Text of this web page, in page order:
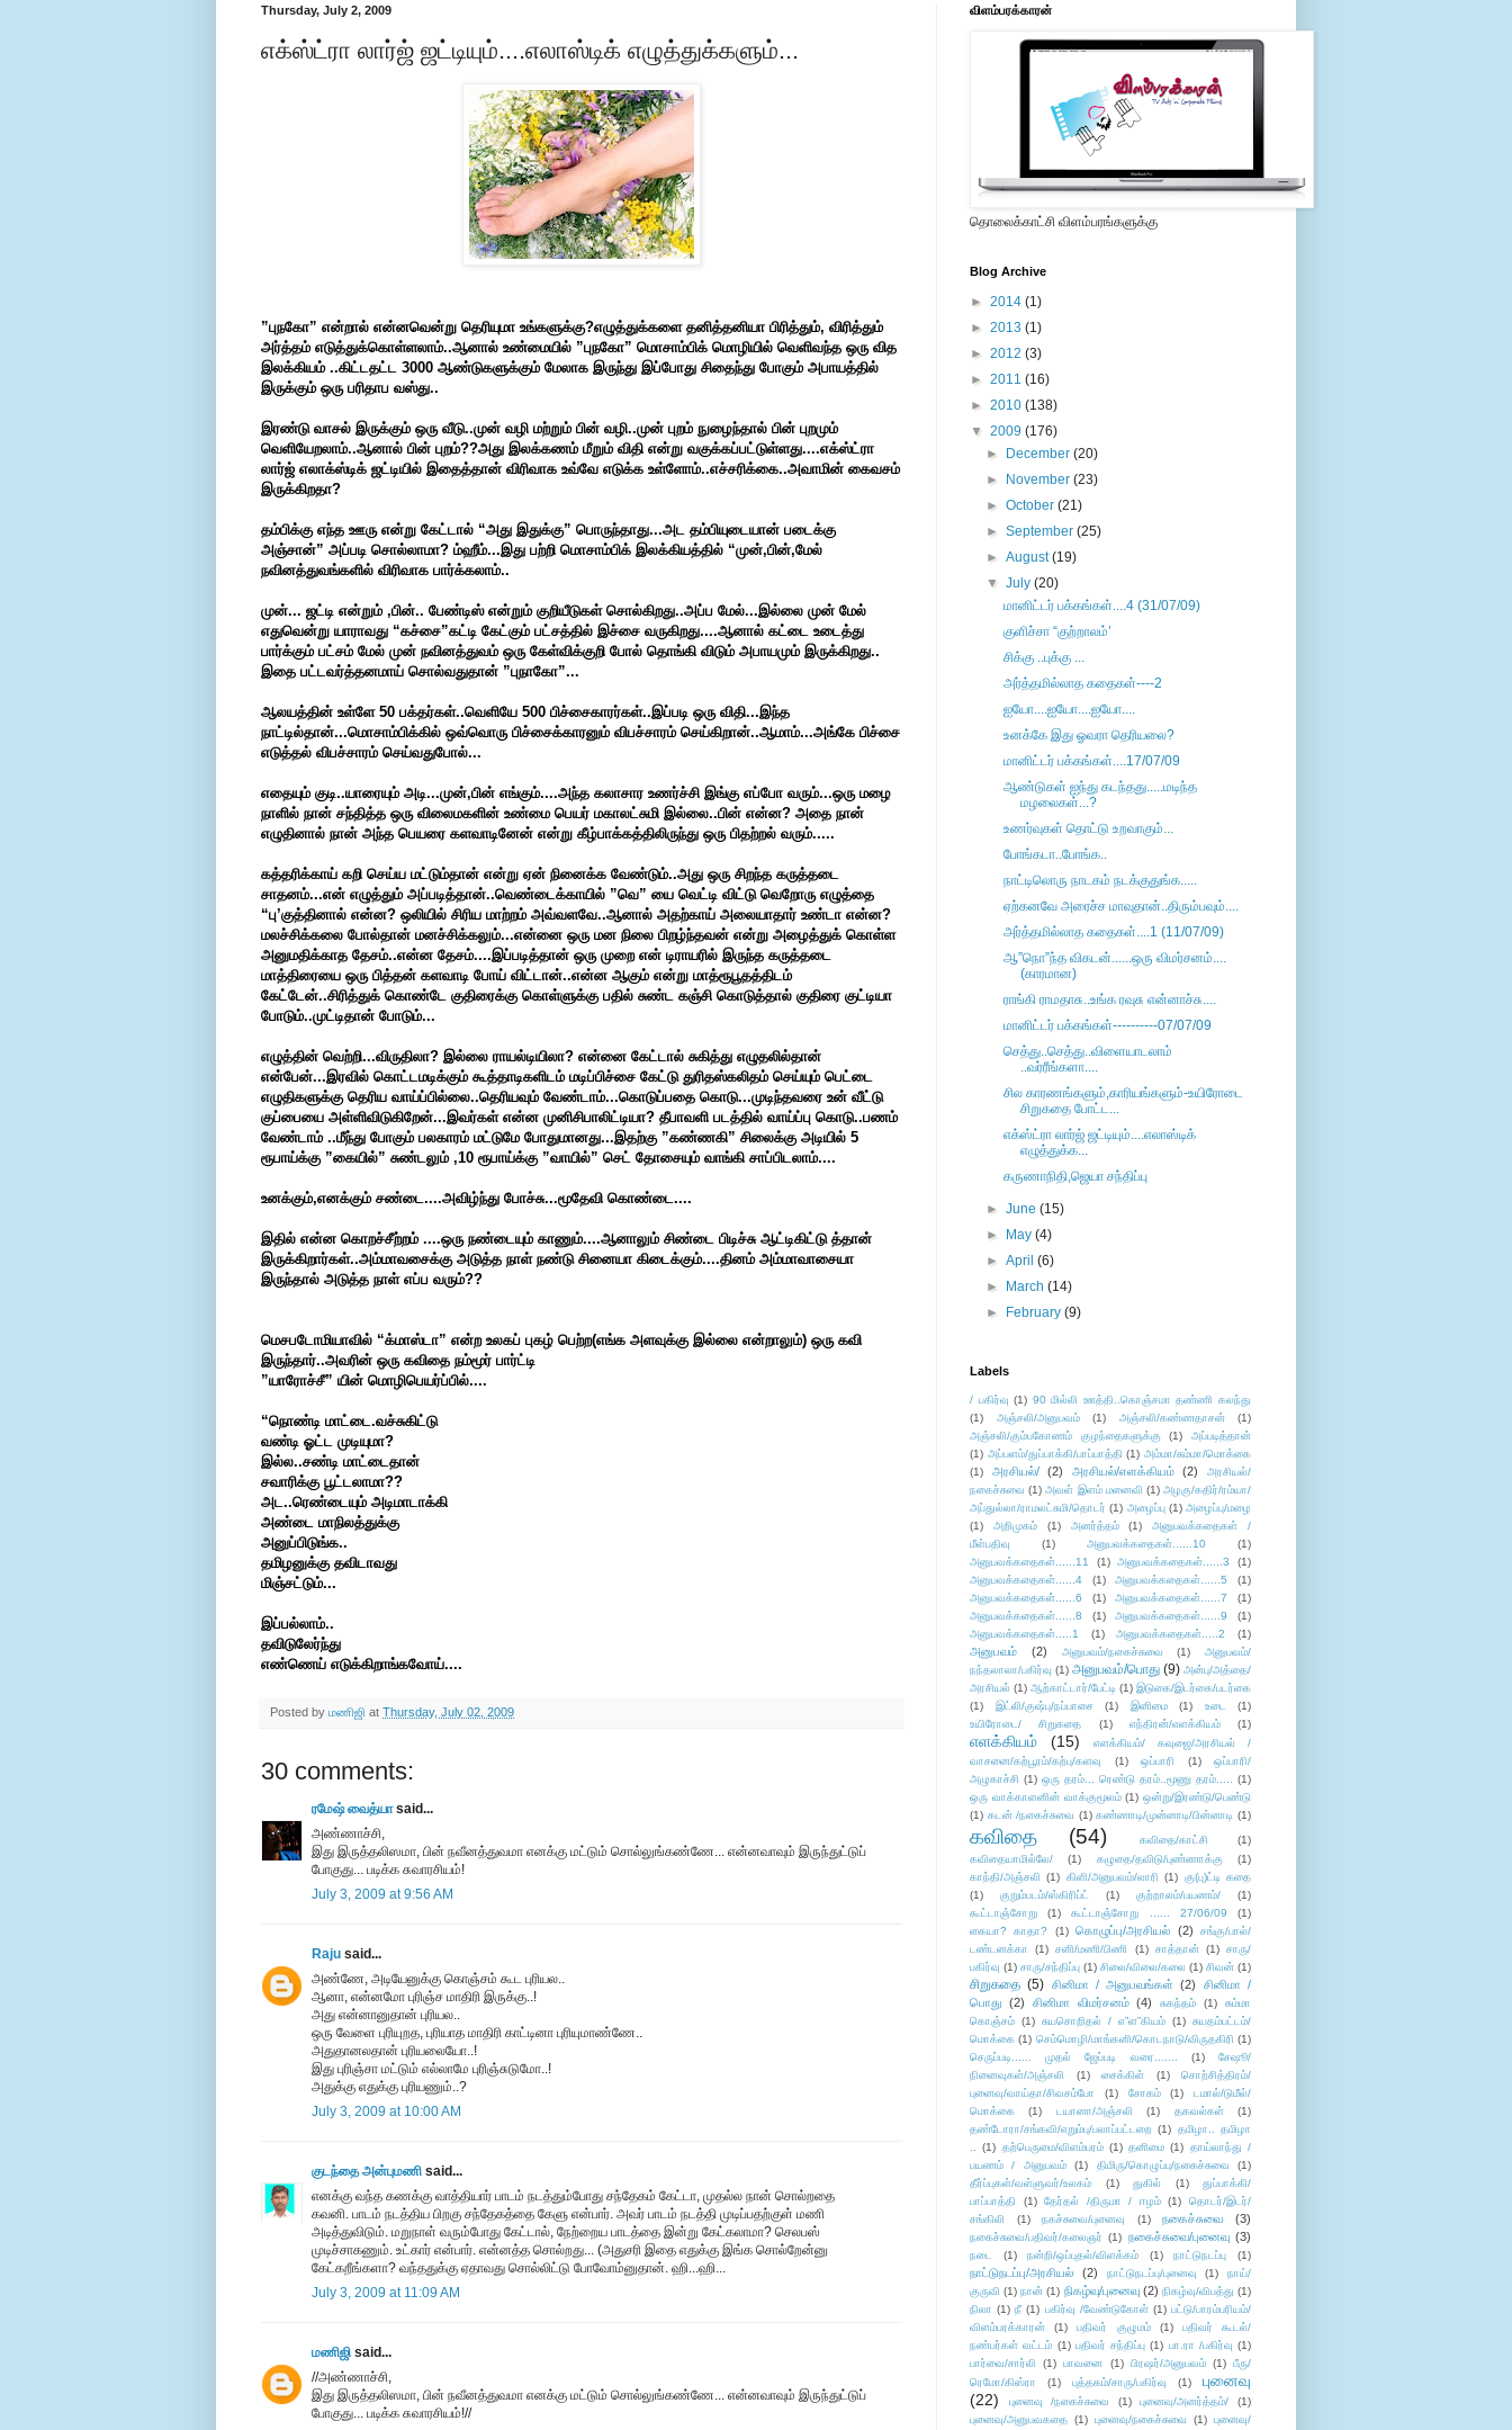
Thursday, July 2, 2009
எக்ஸ்ட்ரா லார்ஜ் ஜட்டியும்....எலாஸ்டிக் எழுத்துக்களும்...
”புநகோ” என்றால் என்னவென்று தெரியுமா உங்களுக்கு?எழுத்துக்களை தனித்தனியா பிரித்தும், விரித்தும்
அர்த்தம் எடுத்துக்கொள்ளலாம்..ஆனால் உண்மையில் ”புநகோ” மொசாம்பிக் மொழியில் வெளிவந்த ஒரு வித
இலக்கியம் ..கிட்டதட்ட 3000 ஆண்டுகளுக்கும் மேலாக இருந்து இப்போது சிதைந்து போகும் அபாயத்தில்
இருக்கும் ஒரு பரிதாப வஸ்து..
இரண்டு வாசல் இருக்கும் ஒரு வீடு..முன் வழி மற்றும் பின் வழி..முன் புறம் நுழைந்தால் பின் புறமும்
வெளியேறலாம்..ஆனால் பின் புறம்??அது இலக்கணம் மீறும் விதி என்று வகுக்கப்பட்டுள்ளது....எக்ஸ்ட்ரா
லார்ஜ் எலாக்ஸ்டிக் ஜட்டியில் இதைத்தான் விரிவாக உவ்வே எடுக்க உள்ளோம்..எச்சரிக்கை..அவாமின் கைவசம்
இருக்கிறதா?
தம்பிக்கு எந்த ஊரு என்று கேட்டால் “அது இதுக்கு” பொருந்தாது...அட தம்பியுடையான் படைக்கு
அஞ்சான்” அப்படி சொல்லாமா? ம்ஹீம்...இது பற்றி மொசாம்பிக் இலக்கியத்தில் “முன்,பின்,மேல்
நவினத்துவங்களில் விரிவாக பார்க்கலாம்..
முன்... ஜட்டி என்றும் ,பின்.. பேண்டிஸ் என்றும் குறியீடுகள் சொல்கிறது..அப்ப மேல்...இல்லை முன் மேல்
எதுவென்று யாராவது “கச்சை”கட்டி கேட்கும் பட்சத்தில் இச்சை வருகிறது....ஆனால் கட்டை உடைத்து
பார்க்கும் பட்சம் மேல் முன் நவினத்துவம் ஒரு கேள்விக்குறி போல் தொங்கி விடும் அபாயமும் இருக்கிறது..
இதை பட்டவர்த்தனமாய் சொல்வதுதான் ”புநாகோ”...
ஆலயத்தின் உள்ளே 50 பக்தர்கள்..வெளியே 500 பிச்சைகாரர்கள்..இப்படி ஒரு விதி...இந்த
நாட்டில்தான்...மொசாம்பிக்கில் ஒவ்வொரு பிச்சைக்காரனும் விபச்சாரம் செய்கிறான்..ஆமாம்...அங்கே பிச்சை
எடுத்தல் விபச்சாரம் செய்வதுபோல்...
எதையும் குடி..யாரையும் அடி...முன்,பின் எங்கும்....அந்த கலாசார உணர்ச்சி இங்கு எப்போ வரும்...ஒரு மழை
நாளில் நான் சந்தித்த ஒரு விலைமகளின் உண்மை பெயர் மகாலட்சுமி இல்லை..பின் என்ன? அதை நான்
எழுதினால் நான் அந்த பெயரை களவாடினேன் என்று கீழ்பாக்கத்திலிருந்து ஒரு பிதற்றல் வரும்.....
கத்தரிக்காய் கறி செய்ய மட்டும்தான் என்று ஏன் நினைக்க வேண்டும்..அது ஒரு சிறந்த கருத்தடை
சாதனம்...என் எழுத்தும் அப்படித்தான்..வெண்டைக்காயில் ”வெ” யை வெட்டி விட்டு வெறோரு எழுத்தை
“பு’குத்தினால் என்ன? ஒலியில் சிரிய மாற்றம் அவ்வளவே..ஆனால் அதற்காய் அலையாதார் உண்டா என்ன?
மலச்சிக்கலை போல்தான் மனச்சிக்கலும்...என்னை ஒரு மன நிலை பிறழ்ந்தவன் என்று அழைத்துக் கொள்ள
அனுமதிக்காத தேசம்..என்ன தேசம்....இப்படித்தான் ஒரு முறை என் டிராயரில் இருந்த கருத்தடை
மாத்திரையை ஒரு பித்தன் களவாடி போய் விட்டான்..என்ன ஆகும் என்று மாத்ரூபூதத்திடம்
கேட்டேன்..சிரித்துக் கொண்டே குதிரைக்கு கொள்ளுக்கு பதில் சுண்ட கஞ்சி கொடுத்தால் குதிரை குட்டியா
போடும்..முட்டிதான் போடும்...
எழுத்தின் வெற்றி...விருதிலா? இல்லை ராயல்டியிலா? என்னை கேட்டால் சுகித்து எழுதலில்தான்
என்பேன்...இரவில் கொட்டமடிக்கும் கூத்தாடிகளிடம் மடிப்பிச்சை கேட்டு துரிதஸ்கலிதம் செய்யும் பெட்டை
எழுதிகளுக்கு தெரிய வாய்ப்பில்லை..தெரியவும் வேண்டாம்...கொடுப்பதை கொடு...முடிந்தவரை உன் வீட்டு
குப்பையை அள்ளிவிடுகிறேன்...இவர்கள் என்ன முனிசிபாலிட்டியா? தீபாவளி படத்தில் வாய்ப்பு கொடு..பணம்
வேண்டாம் ..மீந்து போகும் பலகாரம் மட்டுமே போதுமானது...இதற்கு ”கண்ணகி” சிலைக்கு அடியில் 5
ரூபாய்க்கு ”கையில்” சுண்டலும் ,10 ரூபாய்க்கு ”வாயில்” செட் தோசையும் வாங்கி சாப்பிடலாம்....
உனக்கும்,எனக்கும் சண்டை....அவிழ்ந்து போச்சு...மூதேவி கொண்டை....
இதில் என்ன கொறச்சீற்றம் ....ஒரு நண்டையும் காணும்....ஆனாலும் சிண்டை பிடிச்சு ஆட்டிகிட்டு த்தான்
இருக்கிறார்கள்..அம்மாவசைக்கு அடுத்த நாள் நண்டு சினையா கிடைக்கும்....தினம் அம்மாவாசையா
இருந்தால் அடுத்த நாள் எப்ப வரும்??
மெசபடோமியாவில் “க்மாஸ்டா” என்ற உலகப் புகழ் பெற்ற(எங்க அளவுக்கு இல்லை என்றாலும்) ஒரு கவி
இருந்தார்..அவரின் ஒரு கவிதை நம்மூர் பார்ட்டி
”யாரோச்சீ” யின் மொழிபெயர்ப்பில்....
“நொண்டி மாட்டை.வச்சுகிட்டு
வண்டி ஓட்ட முடியுமா?
இல்ல..சண்டி மாட்டைதான்
சவாரிக்கு பூட்டலாமா??
அட..ரெண்டையும் அடிமாடாக்கி
அண்டை மாநிலத்துக்கு
அனுப்பிடுங்க..
தமிழனுக்கு தவிடாவது
மிஞ்சட்டும்...
இப்பல்லாம்..
தவிடுலேர்ந்து
எண்ணெய் எடுக்கிறாங்கவோய்....
Posted by மணிஜி at Thursday, July 02, 2009
30 comments:
ரமேஷ் வைத்யாsaid...
அண்ணாச்சி,
இது இருத்தலிஸமா, பின் நவீனத்துவமா எனக்கு மட்டும் சொல்லுங்கண்ணே... என்னவாவும் இருந்துட்டுப்
போகுது... படிக்க சுவாரசியம்!
July 3, 2009 at 9:56 AM
Raju said...
அண்ணே, அடியேனுக்கு கொஞ்சம் கூட‌ புரியல..
ஆனா, என்னமோ புரிஞ்ச மாதிரி இருக்கு..!
அது என்னானுதான் புரியல..
ஒரு வேளை புரியுறத, புரியாத மாதிரி காட்டினா புரியுமாண்ணே..
அதுதானலதான் புரியலையோ..!
இது புரிஞ்சா மட்டும் எல்லாமே புரிஞ்சுடுமோ..!
அதுக்கு எதுக்கு புரியணும்..?
July 3, 2009 at 10:00 AM
குடந்தை அன்புமணி said...
எனக்கு வந்த கணக்கு வாத்தியார் பாடம் நடத்தும்போது சந்தேகம் கேட்டா, முதல்ல நான் சொல்றதை
கவனி. பாடம் நடத்திய பிறகு சந்தேகத்தை கேளு என்பார். அவர் பாடம் நடத்தி முடிப்பதற்குள் மணி
அடித்துவிடும். மறுநாள் வரும்போது கேட்டால், நேற்றைய பாடத்தை இன்று கேட்கலாமா? செலபஸ்
முடிச்சாகணும். உட்கார் என்பார். என்னத்த சொல்றது... (அதுசரி இதை எதுக்கு இங்க சொல்றேன்னு
கேட்கறீங்களா? வந்ததுக்கு ஏதாவது சொல்லிட்டு போவோம்னுதான். ஹி...ஹி...
July 3, 2009 at 11:09 AM
மணிஜி said...
//அண்ணாச்சி,
இது இருத்தலிஸமா, பின் நவீனத்துவமா எனக்கு மட்டும் சொல்லுங்கண்ணே... என்னவாவும் இருந்துட்டுப்
போகுது... படிக்க சுவாரசியம்!//
விளம்பரக்காரன்
தொலைக்காட்சி விளம்பரங்களுக்கு
Blog Archive
► 2014 (1)
► 2013 (1)
► 2012 (3)
► 2011 (16)
► 2010 (138)
▼ 2009 (176)
►
December(20)
►
November(23)
►October(21)
►September(25)
►August(19)
▼July(20)
மானிட்டர் பக்கங்கள்....4 (31/07/09)
குளிச்சா “குற்றாலம்’
சிக்கு ..புக்கு ...
அர்த்தமில்லாத கதைகள்----2
ஐயோ....ஐயோ....ஐயோ....
உனக்கே இது ஓவரா தெரியலை?
மானிட்டர் பக்கங்கள்....17/07/09
ஆண்டுகள் ஐந்து கடந்தது.....மடிந்த
மழலைகள்...?
உணர்வுகள் தொட்டு உறவாகும்...
போங்கடா..போங்க..
நாட்டிலொரு நாடகம் நடக்குதுங்க.....
ஏற்கனவே அரைச்ச மாவுதான்..திரும்பவும்....
அர்த்தமில்லாத கதைகள்....1 (11/07/09)
ஆ”நொ”ந்த விகடன்......ஒரு விமர்சனம்....
(காரமான)
ராங்கி ராமதாசு..உங்க ரவுசு என்னாச்சு....
மானிட்டர் பக்கங்கள்----------07/07/09
செத்து..செத்து..விளையாடலாம்
..வர்ரீங்களா....
சில காரணங்களும்,காரியங்களும்-உயிரோடை
சிறுகதை போட்ட...
எக்ஸ்ட்ரா லார்ஜ் ஜட்டியும்....எலாஸ்டிக்
எழுத்துக்க...
கருணாநிதி,ஜெயா சந்திப்பு
►June(15)
►
May(4)
►April(6)
►
March(14)
►
February(9)
Labels
/ பகிர்வு (1) 90 மில்லி ஊத்தி..கொஞ்சமா தண்ணி கலந்து
(1)
அஞ்சலி/அனுபவம் (1) அஞ்சலி/கண்ணதாசன்
(1)
அஞ்சலி/கும்பகோணம் குழந்தைகளுக்கு
(1)
அப்படித்தான்
(1) அப்பளம்/துப்பாக்கி/பாப்பாத்தி (1) அம்மா/சும்மா/மொக்கை
(1)
அரசியல்/ (2) அரசியல்/எளக்கியம் (2)
அரசியல்/
நகைச்சுவை (1) அவள் இளம் மனைவி (1) அழகு/கதிர்/ரம்யா/
அப்துல்லா/ராமலட்சுமி/தொடர் (1) அழைப்பு (1) அழைப்பு/மழை
(1)
அறிமுகம் (1) அனர்த்தம் (1)
அனுபவக்கதைகள் /
மீள்பதிவு
(1) அனுபவக்கதைகள்......10
(1)
அனுபவக்கதைகள்......11
(1) அனுபவக்கதைகள்......3
(1)
அனுபவக்கதைகள்......4
(1) அனுபவக்கதைகள்......5
(1)
அனுபவக்கதைகள்......6
(1) அனுபவக்கதைகள்......7
(1)
அனுபவக்கதைகள்......8
(1) அனுபவக்கதைகள்......9
(1)
அனுபவக்கதைகள்.....1
(1) அனுபவக்கதைகள்.....2 (1)
அனுபவம் (2) அனுபவம்/நகைச்சுவை (1)
அனுபவம்/
நந்தலாலா/பகிர்வு (1) அனுபவம்/பொது (9) அன்பு/அத்தை/
அரசியல் (1) ஆற்காட்டார்/பேட்டி (1) இடுகை/இடர்கை/படர்கை
(1)
இட்லி/குஷ்பு/நப்பாசை (1) இனிமை (1) உடை
(1)
உயிரோடை/ சிறுகதை
(1) எந்திரன்/எளக்கியம் (1)
எளக்கியம் (15)
எளக்கியம்/ கவுஜை/அரசியல் /
வாசனை/கற்பூரம்/கற்பு/களவு
(1) ஒப்பாரி (1)
ஒப்பாரி/
அழுகாச்சி (1) ஒரு தரம்... ரெண்டு தரம்..மூணு தரம்..... (1)
ஒரு வாக்காளனின் வாக்குமூலம் (1) ஒன்று/இரண்டு/பெண்டு
(1) கடன் /நகைச்சுவை (1) கண்ணாடி/முன்னாடி/பின்னாடி (1)
கவிதை (54) கவிதை/காட்சி
(1)
கவிதையாமில்லே/
(1) கழுதை/தவிடு/புண்ணாக்கு
(1)
காந்தி/அஞ்சலி (1) கிளி/அனுபவம்/லாரி (1) கு(பு)ட்டி கதை
(1)
குறும்படம்/ஸ்கிரிப்ட் (1) குற்றாலம்/பயணம்/
(1)
கூட்டாஞ்சோறு
(1) கூட்டாஞ்சோறு ...... 27/06/09
(1)
கையா? காதா?
(1) கொழுப்பு/அரசியல் (2)
சங்கு/பால்/
டண்டனக்கா
(1) சனி/மணி/பிணி (1) சாத்தான் (1) சாரு/
பகிர்வு (1) சாரு/சந்திப்பு (1) சிலை/விலை/கலை (1) சிவன் (1)
சிறுகதை (5) சினிமா / அனுபவங்கள் (2)
சினிமா /
பொது (2) சினிமா விமர்சனம் (4) சுகந்தம் (1)
சும்மா
கொஞ்சம் (1) சுயசொறிதல் / எ”ள”கியம் (1) சுயதம்பட்டம்/
மொக்கை (1) செம்மொழி/மாங்கனி/கொடநாடு/விருதகிரி (1)
செருப்படி...... முதல் ஜேப்படி வரை.......
(1)
சேஷூ/
நினைவுகள்/அஞ்சலி
(1) சைக்கிள் (1)
சொற்சித்திரம்/
புனைவு/வாய்தா/சிவசம்போ
(1) சோகம் (1)
டமால்/டுமீல்/
மொக்கை
(1) டயானா/அஞ்சலி (1) தகவல்கள்
(1)
தண்டோரா/சங்கவி/எறும்பு/பலாப்பட்டறை (1) தமிழா.. தமிழா
.. (1) தற்பெருமை/விளம்பரம் (1) தனிமை (1) தாய்லாந்து /
பயணம் / அனுபவம்
(1) திமிரு/கொழுப்பு/நகைச்சுவை
(1)
தீர்ப்புகள்/வள்ளுவர்/உலகம்
(1) துகில் (1)
துப்பாக்கி/
பாப்பாத்தி
(1) தேர்தல் /திருமா / ஈழம் (1)
தொடர்/இடர்/
சங்கிலி
(1) நகச்சுவை/புனைவு (1) நகைச்சுவை (3)
நகைச்சுவை/பதிவர்/கலைஞர் (1) நகைச்சுவை/புனைவு (3)
நடை (1) நன்றி/ஒப்புதல்/விளக்கம் (1) நாட்டுநடப்பு (1)
நாட்டுநடப்பு/அரசியல் (2) நாட்டுநடப்பு/புனைவு (1)
நாய்/
குருவி (1) நான் (1) நிகழ்வு/புனைவு (2) நிகழ்வு/விபத்து (1)
நிலா (1) நீ (1) பகிர்வு /வேண்டுகோள் (1) பட்டு/பாரம்பரியம்/
விளம்பரக்காரன்
(1) பதிவர் குழுமம் (1)
பதிவர் கூடல்/
நண்பர்கள் வட்டம் (1) பதிவர் சந்திப்பு (1) பா.ரா /பகிர்வு (1)
பார்வை/சார்லி
(1) பாவனை (1) பிரஷர்/அனுபவம் (1) பீரு/
ரெமோ/கிஸ்ரா
(1) புத்தகம்/சாரு/பகிர்வு (1)
புனைவு
(22)
புனைவு /நகைச்சுவை (1) புனைவு/அனர்த்தம்/
(1)
புனைவு/அனுபவகதை (1) புனைவு/நகைச்சுவை (1) புனைவு/